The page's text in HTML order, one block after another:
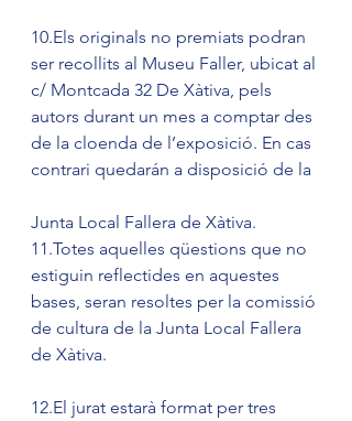
10.Els originals no premiats podran
ser recollits al Museu Faller, ubicat al
c/ Montcada 32 De Xàtiva, pels
autors durant un mes a comptar des
de la cloenda de l’exposició. En cas
contrari quedarán a disposició de la
Junta Local Fallera de Xàtiva.
11.Totes aquelles qüestions que no
estiguin reflectides en aquestes
bases, seran resoltes per la comissió
de cultura de la Junta Local Fallera
de Xàtiva.
12.El jurat estarà format per tres